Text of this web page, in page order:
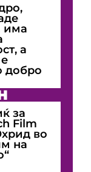
има
а
добро
за
Film
во
на